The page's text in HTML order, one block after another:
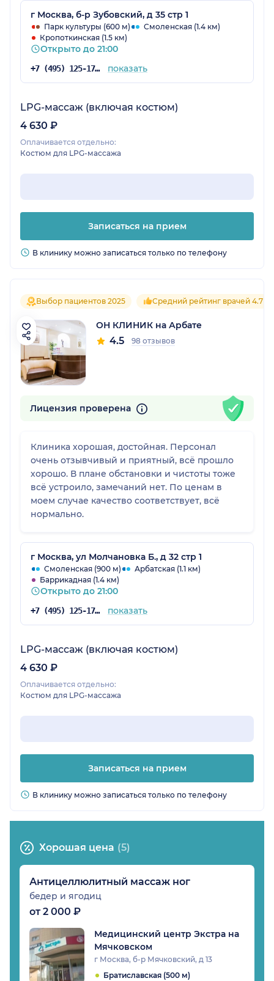
загрязнена или неровная, эти чистки даже
вырвнивают тон лица + убирают постакне
вместе с пигментацией!!! Советую делать
курсом, так как эффект накопительный!)
Далее через время так же у специалиста
массаж уберет вам на 60-70% целлюлит и
неровности кожи. Если хотите прям 100%
питание со спортом и этот массаж. Во время
процедуры Гюнай так же делает
г Москва, б-р Зубовский, д 35 стр 1
Парк культуры (600 м)
Смоленская (1.4 км)
Кропоткинская (1.5 км)
Открыто до 21:00
+7 (495) 125-17-00 показать
LPG-массаж (включая костюм)
4 630 ₽
Оплачивается отдельно:
Костюм для LPG-массажа
Записаться на прием
В клинику можно записаться только по телефону
Выбор пациентов 2025 Средний рейтинг врачей 4.7
ОН КЛИНИК на Арбате
4.5 98 отзывов
Лицензия проверена
Клиника хорошая, достойная. Персонал
очень отзывчивый и приятный, всё прошло
хорошо. В плане обстановки и чистоты тоже
всё устроило, замечаний нет. По ценам в
моем случае качество соответствует, всё
нормально.
г Москва, ул Молчановка Б., д 32 стр 1
Смоленская (900 м)
Арбатская (1.1 км)
Баррикадная (1.4 км)
Открыто до 21:00
+7 (495) 125-17-00 показать
LPG-массаж (включая костюм)
4 630 ₽
Оплачивается отдельно:
Костюм для LPG-массажа
Записаться на прием
В клинику можно записаться только по телефону
Хорошая цена (5)
Антицеллюлитный массаж ног
бедер и ягодиц
от 2 000 ₽
Медицинский центр Экстра на
Мячковском
г Москва, б-р Мячковский, д 13
Братиславская (500 м)